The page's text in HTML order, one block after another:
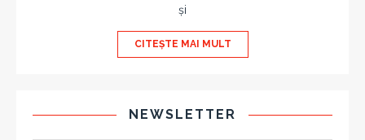
și
CITEȘTE MAI MULT
NEWSLETTER